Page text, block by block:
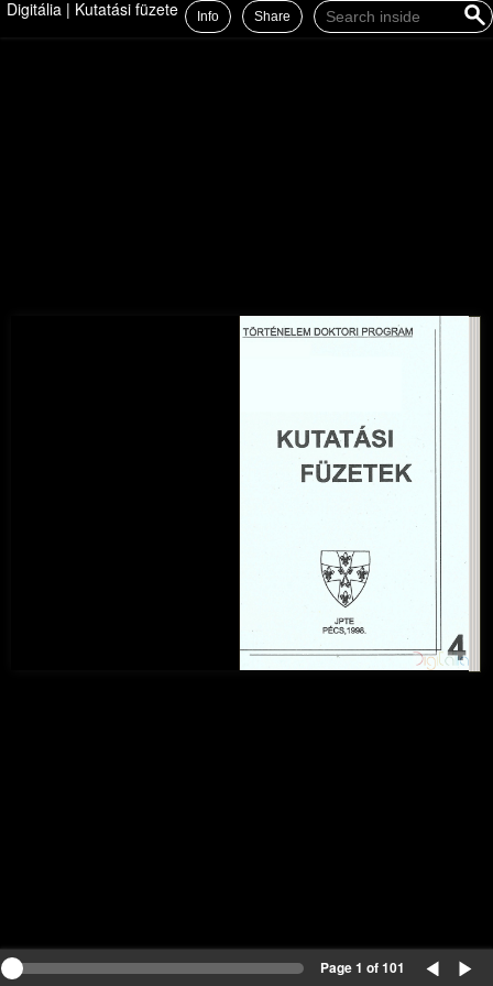
Digitália | Kutatási füzetek 4.Info Share
Page 1 of 101